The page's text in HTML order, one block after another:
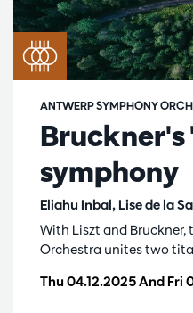
symphony
Eliahu Inbal, Lise de la
ANTWERP SYMPHONY
Thu 04.12.2025And Fri
With Liszt and
Orchestra unites two